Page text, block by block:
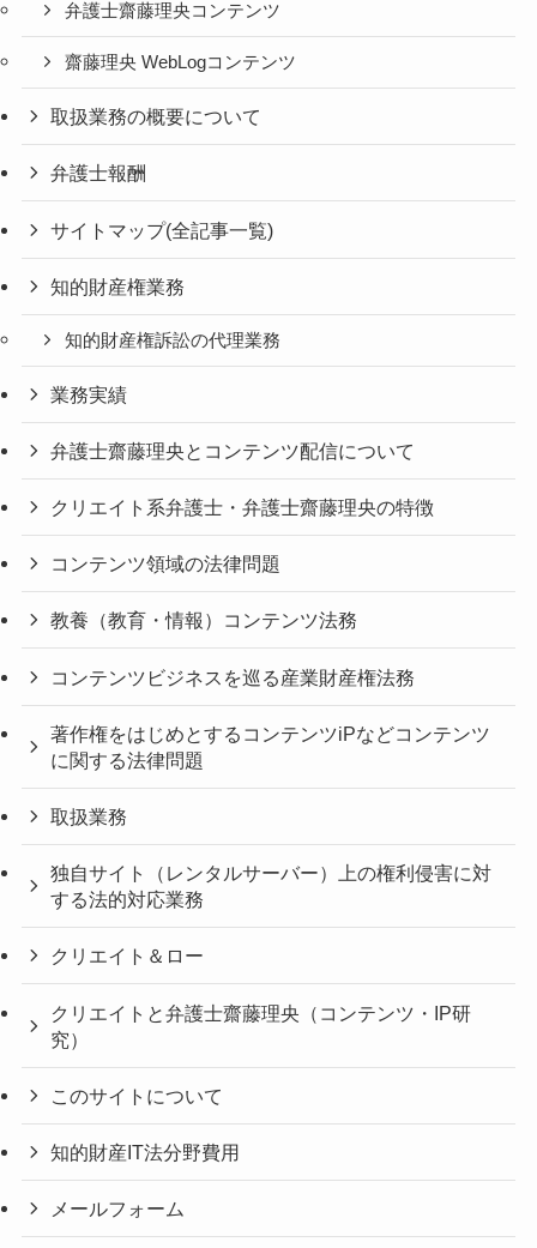
弁護士齋藤理央コンテンツ
齋藤理央 WebLogコンテンツ
取扱業務の概要について
弁護士報酬
サイトマップ(全記事一覧)
知的財産権業務
知的財産権訴訟の代理業務
業務実績
弁護士齋藤理央とコンテンツ配信について
クリエイト系弁護士・弁護士齋藤理央の特徴
コンテンツ領域の法律問題
教養（教育・情報）コンテンツ法務
コンテンツビジネスを巡る産業財産権法務
著作権をはじめとするコンテンツiPなどコンテンツ
に関する法律問題
取扱業務
独自サイト（レンタルサーバー）上の権利侵害に対
する法的対応業務
クリエイト＆ロー
クリエイトと弁護士齋藤理央（コンテンツ・IP研
究）
このサイトについて
知的財産IT法分野費用
メールフォーム